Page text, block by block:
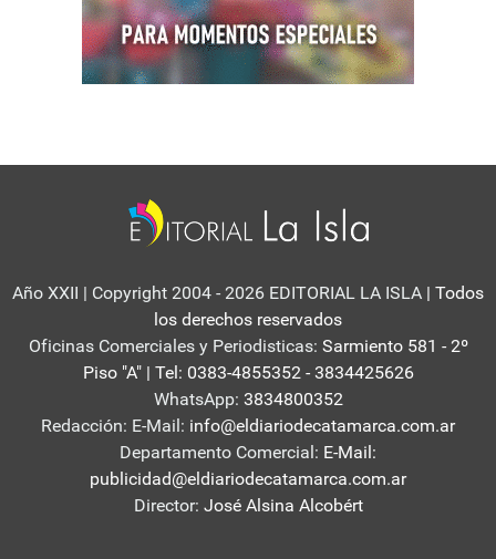
Año XXII | Copyright 2004 - 2026 EDITORIAL LA ISLA | Todos
los derechos reservados
Oficinas Comerciales y Periodisticas: Sarmiento 581 - 2º
Piso "A" | Tel: 0383-4855352 - 3834425626
WhatsApp: 3834800352
Redacción: E-Mail: info@eldiariodecatamarca.com.ar
Departamento Comercial: E-Mail:
publicidad@eldiariodecatamarca.com.ar
Director: José Alsina Alcobért